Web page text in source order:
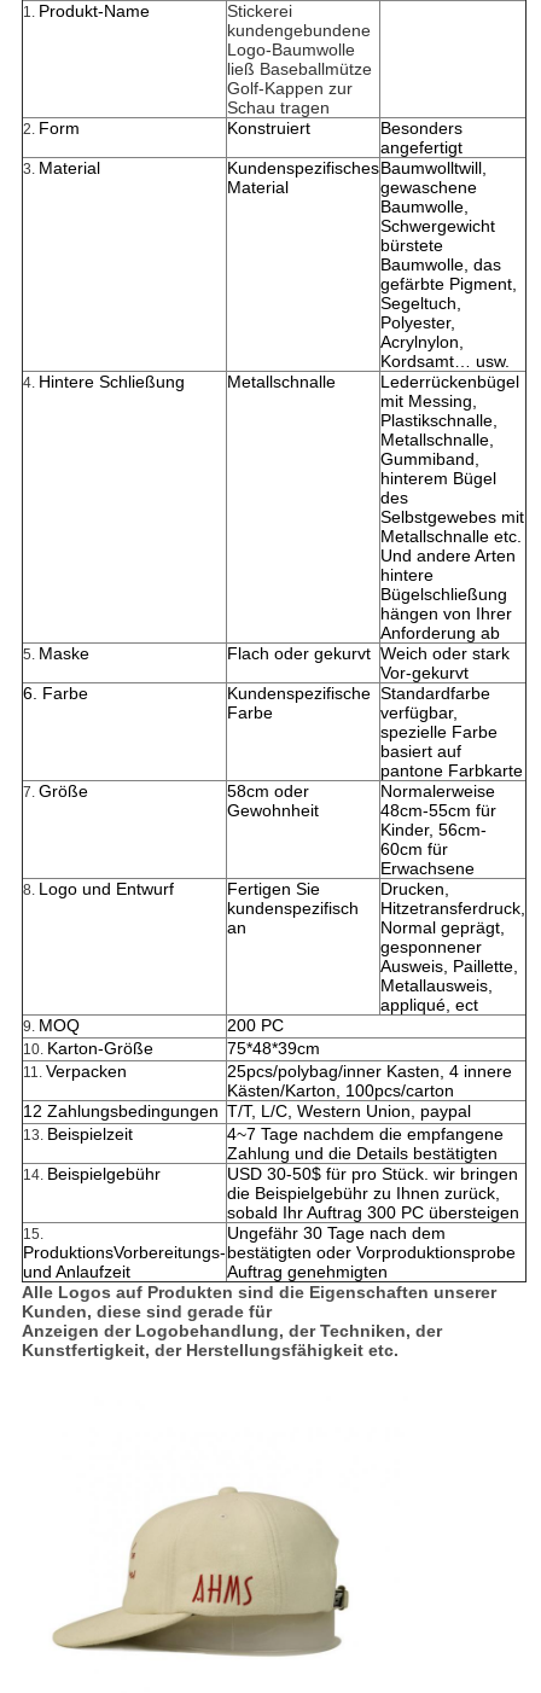
1. Produkt-Name
Stickerei
kundengebundene
Logo-Baumwolle
ließ Baseballmütze
Golf-Kappen zur
Schau tragen
2. Form Konstruiert
Besonders
angefertigt
3. Material
Kundenspezifisches
Material
Baumwolltwill,
gewaschene
Baumwolle,
Schwergewicht
bürstete
Baumwolle, das
gefärbte Pigment,
Segeltuch,
Polyester,
Acrylnylon,
Kordsamt… usw.
4. Hintere Schließung Metallschnalle
Lederrückenbügel
mit Messing,
Plastikschnalle,
Metallschnalle,
Gummiband,
hinterem Bügel
des
Selbstgewebes mit
Metallschnalle etc.
Und andere Arten
hintere
Bügelschließung
hängen von Ihrer
Anforderung ab
5. Maske Flach oder gekurvt Weich oder stark
Vor-gekurvt
6. Farbe
Kundenspezifische
Farbe
Standardfarbe
verfügbar,
spezielle Farbe
basiert auf
pantone Farbkarte
7. Größe
58cm oder
Gewohnheit
Normalerweise
48cm-55cm für
Kinder, 56cm-
60cm für
Erwachsene
8. Logo und Entwurf
Fertigen Sie
kundenspezifisch
an
Drucken,
Hitzetransferdruck,
Normal geprägt,
gesponnener
Ausweis, Paillette,
Metallausweis,
appliqué, ect
9. MOQ 200 PC
10. Karton-Größe 75*48*39cm
11. Verpacken
25pcs/polybag/inner Kasten, 4 innere
Kästen/Karton, 100pcs/carton
12 Zahlungsbedingungen T/T, L/C, Western Union, paypal
13. Beispielzeit
4~7 Tage nachdem die empfangene
Zahlung und die Details bestätigten
14. Beispielgebühr
USD 30-50$ für pro Stück. wir bringen
die Beispielgebühr zu Ihnen zurück,
sobald Ihr Auftrag 300 PC übersteigen
15.
ProduktionsVorbereitungs-
und Anlaufzeit
Ungefähr 30 Tage nach dem
bestätigten oder Vorproduktionsprobe
Auftrag genehmigten
Alle Logos auf Produkten sind die Eigenschaften unserer
Kunden, diese sind gerade für
Anzeigen der Logobehandlung, der Techniken, der
Kunstfertigkeit, der Herstellungsfähigkeit etc.